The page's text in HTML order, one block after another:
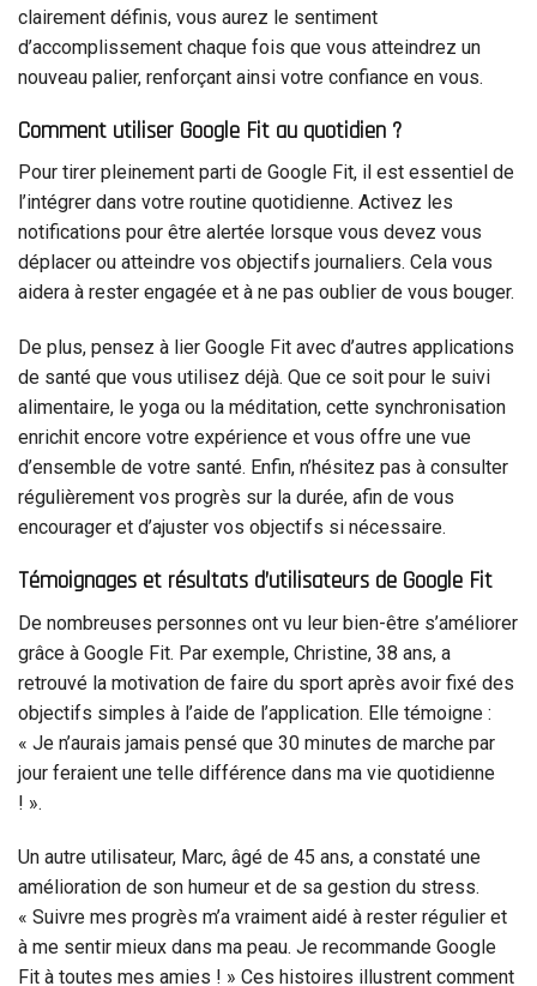
clairement définis, vous aurez le sentiment
d’accomplissement chaque fois que vous atteindrez un
nouveau palier, renforçant ainsi votre confiance en vous.
Comment utiliser Google Fit au quotidien ?
Pour tirer pleinement parti de Google Fit, il est essentiel de
l’intégrer dans votre routine quotidienne. Activez les
notifications pour être alertée lorsque vous devez vous
déplacer ou atteindre vos objectifs journaliers. Cela vous
aidera à rester engagée et à ne pas oublier de vous bouger.
De plus, pensez à lier Google Fit avec d’autres applications
de santé que vous utilisez déjà. Que ce soit pour le suivi
alimentaire, le yoga ou la méditation, cette synchronisation
enrichit encore votre expérience et vous offre une vue
d’ensemble de votre santé. Enfin, n’hésitez pas à consulter
régulièrement vos progrès sur la durée, afin de vous
encourager et d’ajuster vos objectifs si nécessaire.
Témoignages et résultats d’utilisateurs de Google Fit
De nombreuses personnes ont vu leur bien-être s’améliorer
grâce à Google Fit. Par exemple, Christine, 38 ans, a
retrouvé la motivation de faire du sport après avoir fixé des
objectifs simples à l’aide de l’application. Elle témoigne :
« Je n’aurais jamais pensé que 30 minutes de marche par
jour feraient une telle différence dans ma vie quotidienne
! ».
Un autre utilisateur, Marc, âgé de 45 ans, a constaté une
amélioration de son humeur et de sa gestion du stress.
« Suivre mes progrès m’a vraiment aidé à rester régulier et
à me sentir mieux dans ma peau. Je recommande Google
Fit à toutes mes amies ! » Ces histoires illustrent comment